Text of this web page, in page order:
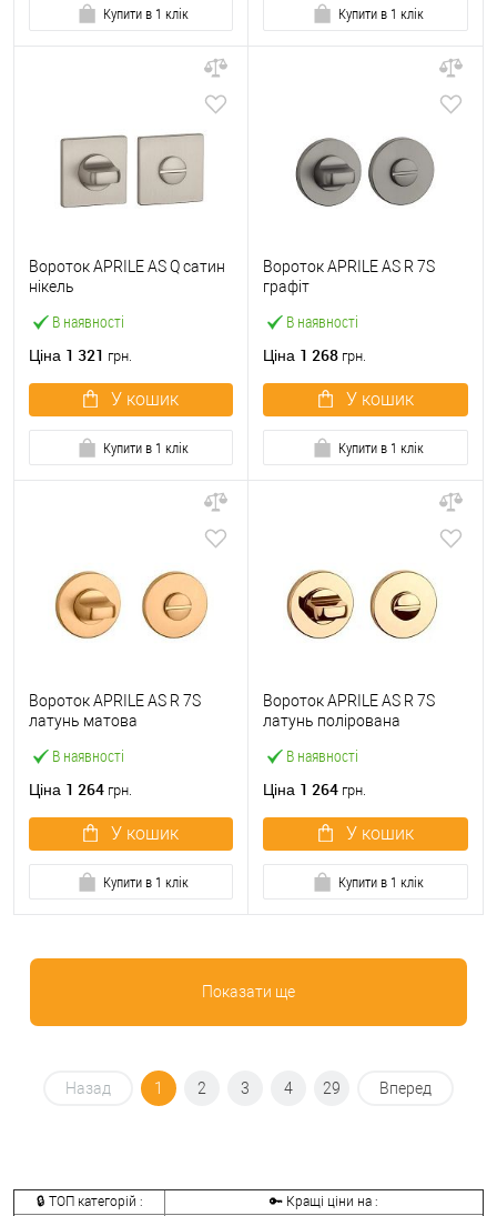
Купити в 1 клік Купити в 1 клік
В наявності
Вороток APRILE AS Q сатин
нікель
Ціна 1 321 грн.
У кошик
Купити в 1 клік
В наявності
Вороток APRILE AS R 7S
графіт
Ціна 1 268 грн.
У кошик
Купити в 1 клік
В наявності
Вороток APRILE AS R 7S
латунь матова
Ціна 1 264 грн.
У кошик
Купити в 1 клік
В наявності
Вороток APRILE AS R 7S
латунь полірована
Ціна 1 264 грн.
У кошик
Купити в 1 клік
Показати ще
Назад 1 2 3 4 29 Вперед
🔒 ТОП категорій :
🔑 Кращі ціни на :